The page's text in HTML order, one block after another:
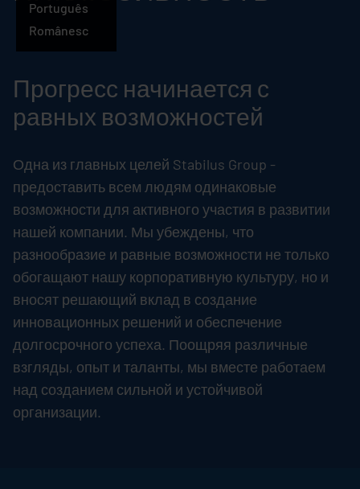
Português
Русский
Românesc
Прогресс начинается с
равных возможностей
Одна из главных целей Stabilus Group -
предоставить всем людям одинаковые
возможности для активного участия в развитии
нашей компании. Мы убеждены, что
разнообразие и равные возможности не только
обогащают нашу корпоративную культуру, но и
вносят решающий вклад в создание
инновационных решений и обеспечение
долгосрочного успеха. Поощряя различные
взгляды, опыт и таланты, мы вместе работаем
над созданием сильной и устойчивой
организации.